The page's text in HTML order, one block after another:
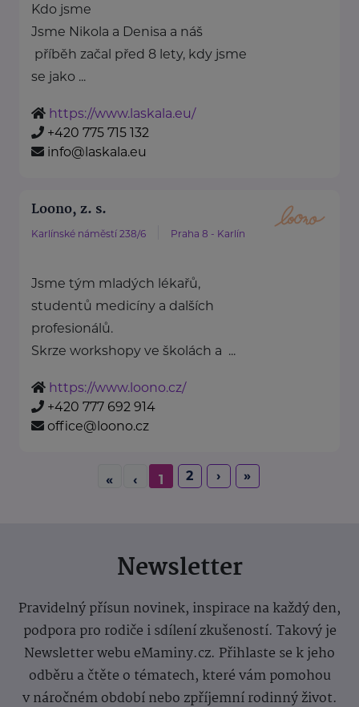
Kdo jsme
Jsme Nikola a Denisa a náš
příběh začal před 8 lety, kdy jsme
se jako ...
https://www.laskala.eu/
+420 775 715 132
info@laskala.eu
Loono, z. s.
Karlínské náměstí 238/6 Praha 8 - Karlín
Jsme tým mladých lékařů,
studentů medicíny a dalších
profesionálů.
Skrze workshopy ve školách a ...
https://www.loono.cz/
+420 777 692 914
office@loono.cz
« ‹ 1 2 › »
Newsletter
Pravidelný přísun novinek, inspirace na každý den,
podpora pro rodiče i sdílení zkušeností. Takový je
Newsletter webu eMaminy.cz. Přihlaste se k jeho
odběru a čtěte o tématech, které vám pomohou
v náročném období nebo zpříjemní rodinný život.